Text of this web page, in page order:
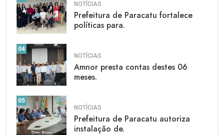
NOTÍCIAS
Prefeitura de Paracatu fortalece
políticas para.
04
NOTÍCIAS
Amnor presta contas destes 06
meses.
05
NOTÍCIAS
Prefeitura de Paracatu autoriza
instalação de.